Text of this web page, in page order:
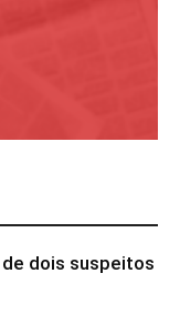
de dois suspeitos